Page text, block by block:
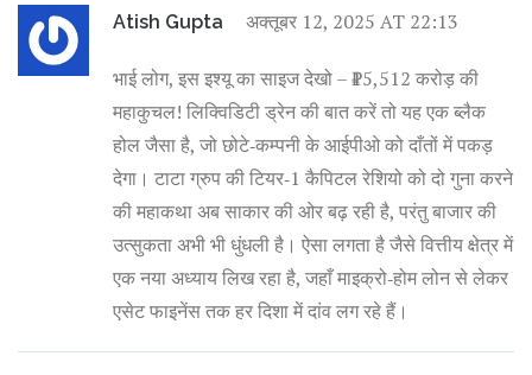
Atish Gupta अक्तूबर 12, 2025 AT 22:13
भाई लोग, इस इश्यू का साइज देखो – ₹15,512 करोड़ की
महाकुचल! लिक्विडिटी ड्रेन की बात करें तो यह एक ब्लैक
होल जैसा है, जो छोटे‑कम्पनी के आईपीओ को दाँतों में पकड़
देगा। टाटा ग्रुप की टियर‑1 कैपिटल रेशियो को दो गुना करने
की महाकथा अब साकार की ओर बढ़ रही है, परंतु बाजार की
उत्सुकता अभी भी धुंधली है। ऐसा लगता है जैसे वित्तीय क्षेत्र में
एक नया अध्याय लिख रहा है, जहाँ माइक्रो‑होम लोन से लेकर
एसेट फाइनेंस तक हर दिशा में दांव लग रहे हैं।